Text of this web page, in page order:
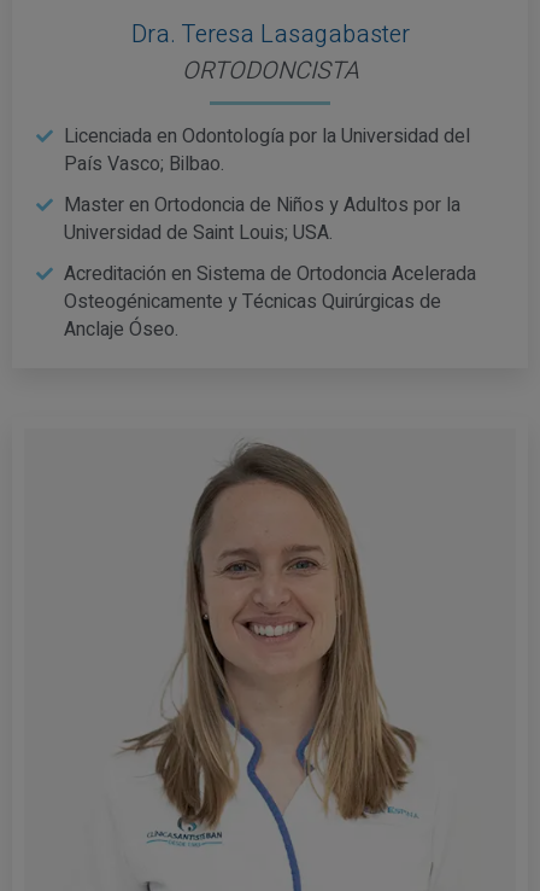
Dra. Teresa Lasagabaster
ORTODONCISTA
Licenciada en Odontología por la Universidad del
País Vasco; Bilbao.
Master en Ortodoncia de Niños y Adultos por la
Universidad de Saint Louis; USA.
Acreditación en Sistema de Ortodoncia Acelerada
Osteogénicamente y Técnicas Quirúrgicas de
Anclaje Óseo.